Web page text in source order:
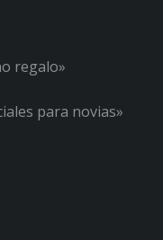
regalo»
para novias»